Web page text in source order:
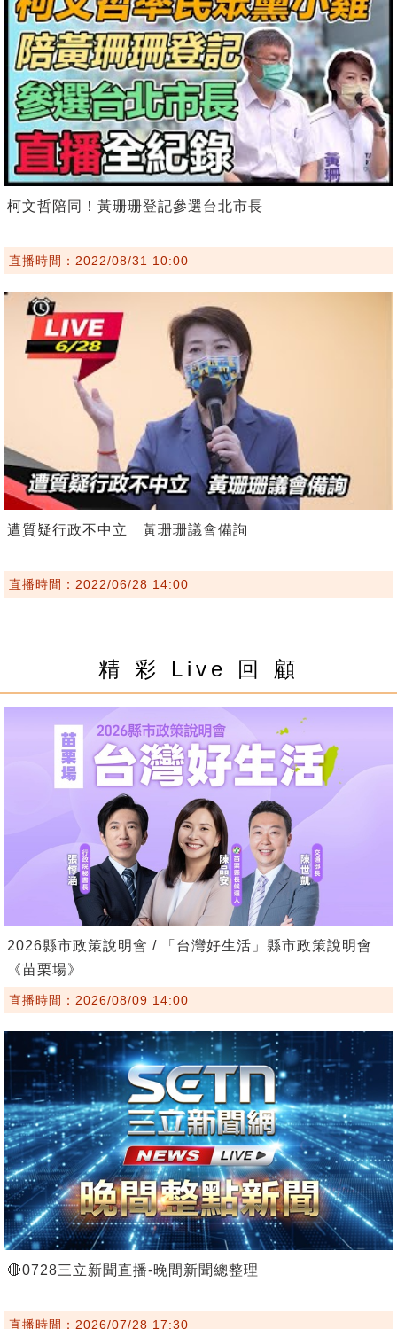
柯文哲陪同！黃珊珊登記參選台北市長
直播時間：2022/08/31 10:00
遭質疑行政不中立 黃珊珊議會備詢
直播時間：2022/06/28 14:00
精 彩 Live 回 顧
2026縣市政策說明會 / 「台灣好生活」縣市政策說明會
《苗栗場》
直播時間：2026/08/09 14:00
🔴0728三立新聞直播-晚間新聞總整理
直播時間：2026/07/28 17:30